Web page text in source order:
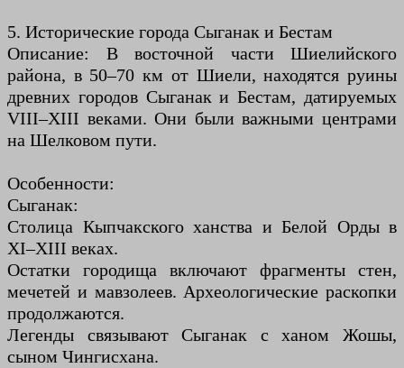
5. Исторические города Сыганак и Бестам
Описание: В восточной части Шиелийского
района, в 50–70 км от Шиели, находятся руины
древних городов Сыганак и Бестам, датируемых
VIII–XIII веками. Они были важными центрами
на Шелковом пути.
Особенности:
Сыганак:
Столица Кыпчакского ханства и Белой Орды в
XI–XIII веках.
Остатки городища включают фрагменты стен,
мечетей и мавзолеев. Археологические раскопки
продолжаются.
Легенды связывают Сыганак с ханом Жошы,
сыном Чингисхана.